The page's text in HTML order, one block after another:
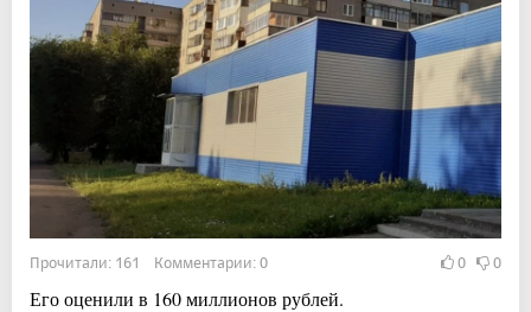
Прочитали: 161 Комментарии: 0 0 0
Его оценили в 160 миллионов рублей.